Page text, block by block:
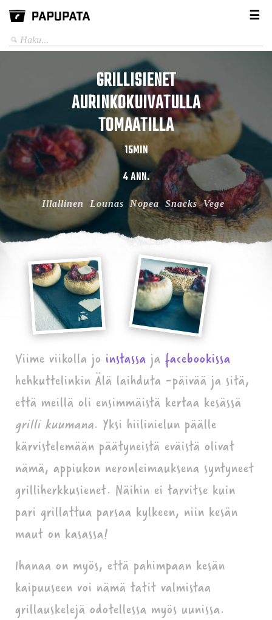
☰
GRILLISIENET
AURINKOKUIVATULLA
TOMAATILLA
15MIN
4 ANN.
Illallinen Lounas Nopea Snacks Vege
Viime viikolla jo instassa ja facebookissa
hehkuttelinkin Älä laihduta -päivää ja sitä,
että meillä oli ensimmäistä kertaa kesässä
grilli kuumana. Yksi hiilinielun päälle
kärvistelemään päätyneistä eväistä olivat
nämä, appiukon neronleimauksena syntyneet
grilliherkkusienet. Näihin ei tarvitse kuin
pari grillattua parsaa kylkeen, niin kesän
maut on kasassa!
Ihanaa on myös, että pahimpaan kesän
kaipuuseen voi nämä tatit valmistaa
grillauskelejä odotellessa myös uunissa.